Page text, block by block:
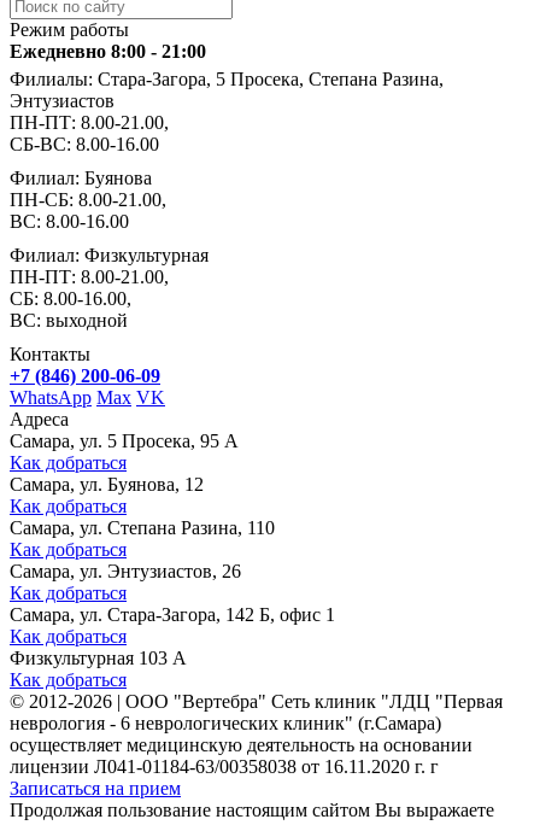
Режим работы
Ежедневно 8:00 - 21:00
Филиалы: Стара-Загора, 5 Просека, Степана Разина,
Энтузиастов
ПН-ПТ: 8.00-21.00,
СБ-ВС: 8.00-16.00
Филиал: Буянова
ПН-СБ: 8.00-21.00,
ВС: 8.00-16.00
Филиал: Физкультурная
ПН-ПТ: 8.00-21.00,
СБ: 8.00-16.00,
ВС: выходной
Контакты
+7 (846) 200-06-09
WhatsApp Max VK
Адреса
Самара, ул. 5 Просека, 95 А
Как добраться
Самара, ул. Буянова, 12
Как добраться
Самара, ул. Степана Разина, 110
Как добраться
Самара, ул. Энтузиастов, 26
Как добраться
Самара, ул. Стара-Загора, 142 Б, офис 1
Как добраться
Физкультурная 103 А
Как добраться
© 2012-2026 | ООО "Вертебра" Сеть клиник "ЛДЦ "Первая
неврология - 6 неврологических клиник" (г.Самара)
осуществляет медицинскую деятельность на основании
лицензии Л041-01184-63/00358038 от 16.11.2020 г. г
Записаться на прием
Продолжая пользование настоящим сайтом Вы выражаете